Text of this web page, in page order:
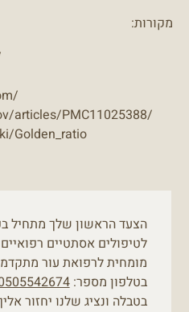
מקורות:
articles/PMC11025388/
Golden_ratio
הצעד הראשון שלך מתחיל
לטיפולים אסתטיים
מומחית לרפואת עור
בטלפון מספר:
בטבלה ונציג שלנו יחזור